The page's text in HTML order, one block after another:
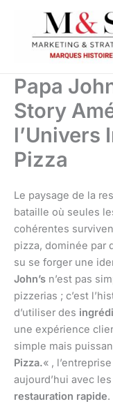
contenu
Papa
Story
l’Univers
Pizza
Le paysage de la
bataille où seules
cohérentes
pizza, dominée par
su se forger une
John’s n’est pas
pizzerias ; c’est
d’utiliser des
une expérience
simple mais
Pizza.« ,
aujourd’hui avec
restauration rapide.